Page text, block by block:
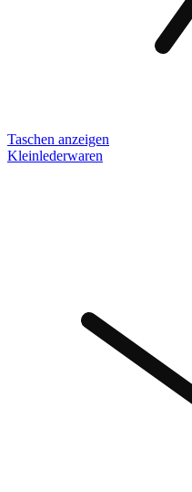
Taschen anzeigen
Kleinlederwaren